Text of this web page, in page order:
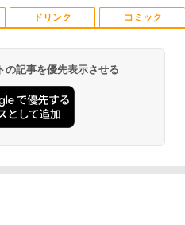
Pro ノートPC 15.6 型 高性能
SSD512GB最大 インテルC
付 Webカメラ zoom 指紋認
バッテリー 日本語キーボードフ
レワーク 学生向け
ド) GigaCrysta KH-GD243UDB
型 / フルHD(1920×1080) / ワイ
P40i オフホワイト
feat. Flo Milli, ATL Jacob
ドリンク
天然水 ラベルレス 500ml ×24本
水 バナジウム含有 水 ミネラル
ペットボトル 静岡県産 500ミリリ
Basic)
コミック
ごと 17巻 (デジタル版ビッグガ
ックス)
記事を優先表示させる